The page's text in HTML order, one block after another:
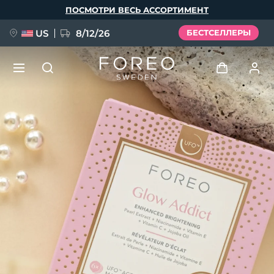
ПОСМОТРИ ВЕСЬ АССОРТИМЕНТ
US 8/12/26 БЕСТСЕЛЛЕРЫ
Войти
Профиль пользователя
Мои приборы
Мои заказы
Мои адреса
Мои подписки
НОВИНКА
FAQ™ Pure Beauty-Tech Elixir
BREAKING NEWS
issa™ Teeth Whitening Set
Язык
English Deutsch
Español
Français
Italiano
Português
Svenska
Русский
简体中文 繁體中文